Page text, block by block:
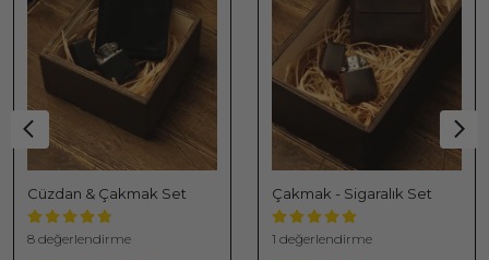
Cüzdan & Çakmak Set
8 değerlendirme
Çakmak - Sigaralık Set
1 değerlendirme